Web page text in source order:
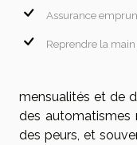
Assurance
Reprendre la
mensualités et de
des automatismes
des peurs, et